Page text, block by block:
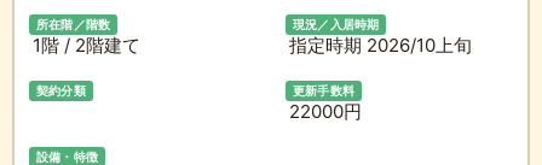
所在階／階数
1階 / 2階建て
現況／入居時期
指定時期 2026/10上旬
契約分類 更新手数料
22000円
設備・特徴